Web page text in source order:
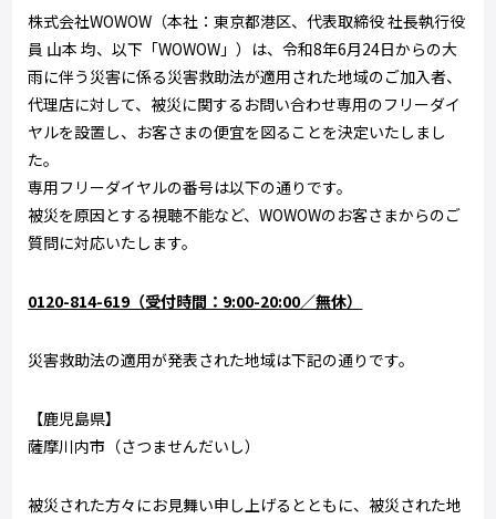
株式会社WOWOW（本社：東京都港区、代表取締役 社長執行役
員 山本 均、以下「WOWOW」）は、令和8年6月24日からの大
雨に伴う災害に係る災害救助法が適用された地域のご加入者、
代理店に対して、被災に関するお問い合わせ専用のフリーダイ
ヤルを設置し、お客さまの便宜を図ることを決定いたしまし
た。
専用フリーダイヤルの番号は以下の通りです。
被災を原因とする視聴不能など、WOWOWのお客さまからのご
質問に対応いたします。
0120-814-619（受付時間：9:00-20:00／無休）
災害救助法の適用が発表された地域は下記の通りです。
【鹿児島県】
薩摩川内市（さつませんだいし）
被災された方々にお見舞い申し上げるとともに、被災された地